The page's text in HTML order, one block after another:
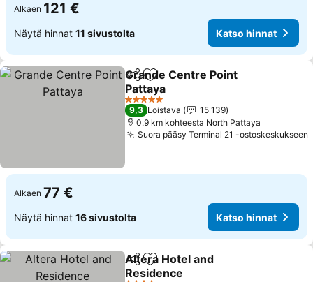
Alkaen 121 €
Näytä hinnat 11 sivustolta Katso hinnat
Jaa Lisää suosikkeihin
Grande Centre Point
Pattaya
5 Tähtiluokitus
9,3 Loistava
15 139
0.9 km kohteesta North Pattaya
Suora pääsy Terminal 21 -ostoskeskukseen
Alkaen 77 €
Näytä hinnat 16 sivustolta Katso hinnat
Jaa Lisää suosikkeihin
Altera Hotel and
Residence